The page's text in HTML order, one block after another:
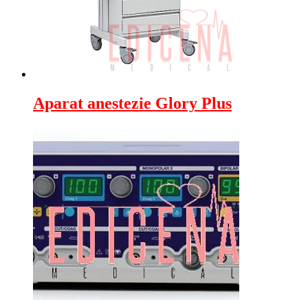
Aparat anestezie Glory Plus